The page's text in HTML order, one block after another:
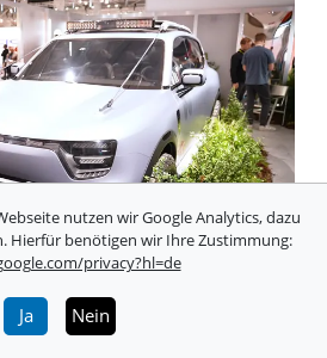
vollelektrischer midsize
nutzen wir Google Analytics, dazu
Hierfür benötigen wir Ihre Zustimmung:
privacy?hl=de
Ja Nein